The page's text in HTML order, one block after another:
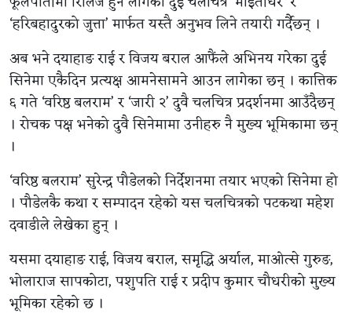
‘हरिबहादुरको जुत्ता’ मार्फत यस्तै अनुभव लिने तयारी गर्दैछन् ।
अब भने दयाहाङ राई र विजय बराल आफैंले अभिनय गरेका दुई
सिनेमा एकैदिन प्रत्यक्ष आमनेसामने आउन लागेका छन् । कात्तिक
६ गते ‘वरिष्ठ बलराम’ र ‘जारी २’ दुवै चलचित्र प्रदर्शनमा आउँदैछन्
। रोचक पक्ष भनेको दुवै सिनेमामा उनीहरु नै मुख्य भूमिकामा छन्
।
‘वरिष्ठ बलराम’ सुरेन्द्र पौडेलको निर्देशनमा तयार भएको सिनेमा हो
। पौडेलकै कथा र सम्पादन रहेको यस चलचित्रको पटकथा महेश
दवाडीले लेखेका हुन् ।
यसमा दयाहाङ राई, विजय बराल, समृद्धि अर्याल, माओत्से गुरुङ,
भोलाराज सापकोटा, पशुपति राई र प्रदीप कुमार चौधरीको मुख्य
भूमिका रहेको छ ।